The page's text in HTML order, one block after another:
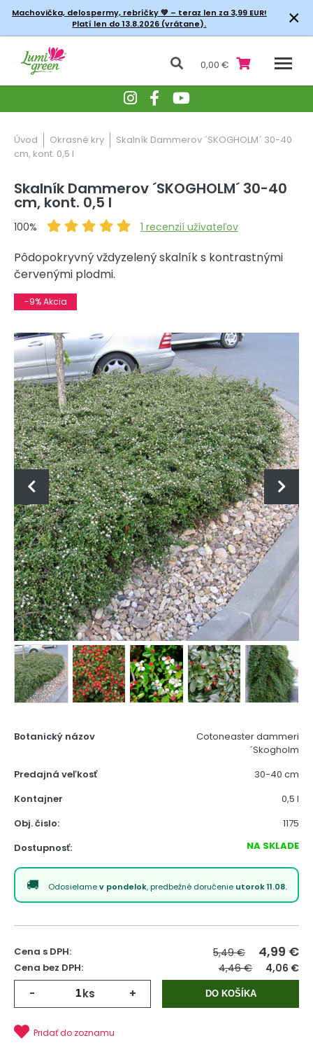
Machovička, delospermy, rebríčky💚 – teraz len za 3,99 EUR!
Platí len do 13.8.2026 (vrátane).
×
0,00 €
Úvod Okrasné kry
Skalník Dammerov ´SKOGHOLM´ 30-40
cm, kont. 0,5 l
Skalník Dammerov ´SKOGHOLM´ 30-40
cm, kont. 0,5 l
100% 1 recenzií užívateľov
Pôdopokryvný vždyzelený skalník s kontrastnými
červenými plodmi.
-9% Akcia
Botanický názov
Cotoneaster dammeri
´Skogholm
Predajná veľkosť
30-40 cm
Kontajner
0,5 l
Obj. čislo:
1175
Dostupnosť:
NA SKLADE
Odosielamev pondelok, predbežné doručenie utorok 11.08.
Cena s DPH: 5,49 € 4,99 €
Cena bez DPH: 4,46 € 4,06 €
- ks + DO KOŠÍKA
Pridať do zoznamu